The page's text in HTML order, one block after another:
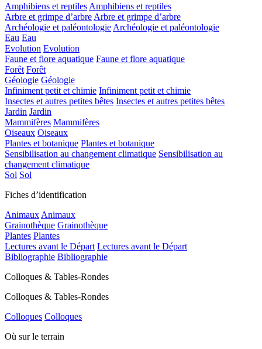
Amphibiens et reptiles Amphibiens et reptiles
Arbre et grimpe d’arbre Arbre et grimpe d’arbre
Archéologie et paléontologie Archéologie et paléontologie
Eau Eau
Evolution Evolution
Faune et flore aquatique Faune et flore aquatique
Forêt Forêt
Géologie Géologie
Infiniment petit et chimie Infiniment petit et chimie
Insectes et autres petites bêtes Insectes et autres petites bêtes
Jardin Jardin
Mammifères Mammifères
Oiseaux Oiseaux
Plantes et botanique Plantes et botanique
Sensibilisation au changement climatique Sensibilisation au
changement climatique
Sol Sol
Fiches d’identification
Animaux Animaux
Grainothèque Grainothèque
Plantes Plantes
Lectures avant le Départ Lectures avant le Départ
Bibliographie Bibliographie
Colloques & Tables-Rondes
Colloques & Tables-Rondes
Colloques Colloques
Où sur le terrain